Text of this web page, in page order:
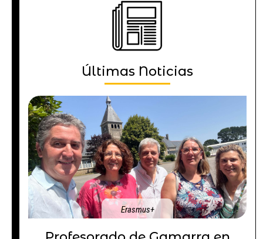
Últimas Noticias
Erasmus+